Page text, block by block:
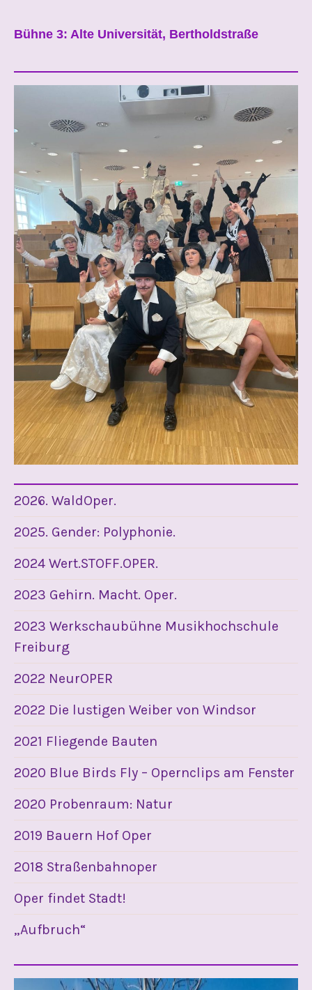
Bühne 3: Alte Universität, Bertholdstraße
2026. WaldOper.
2025. Gender: Polyphonie.
2024 Wert.STOFF.OPER.
2023 Gehirn. Macht. Oper.
2023 Werkschaubühne Musikhochschule
Freiburg
2022 NeurOPER
2022 Die lustigen Weiber von Windsor
2021 Fliegende Bauten
2020 Blue Birds Fly – Opernclips am Fenster
2020 Probenraum: Natur
2019 Bauern Hof Oper
2018 Straßenbahnoper
Oper findet Stadt!
„Aufbruch“